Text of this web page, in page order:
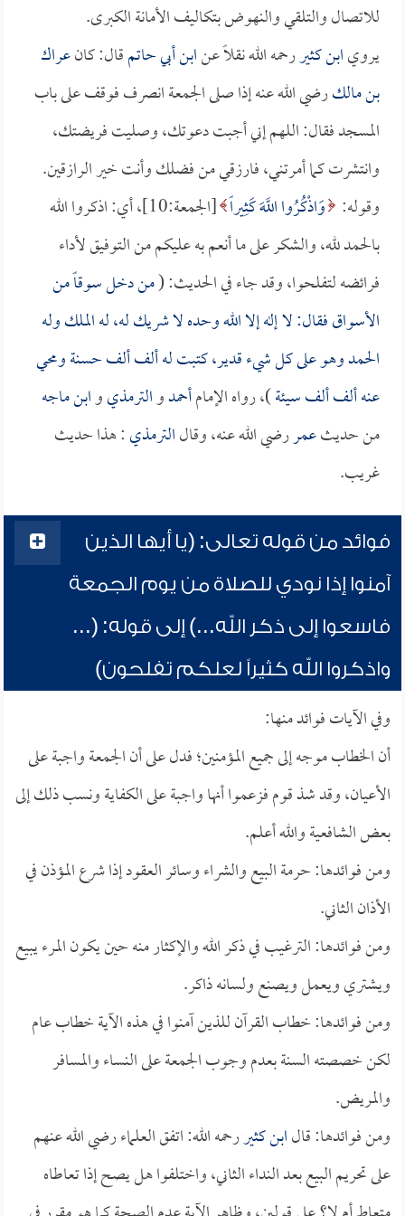
للاتصال والتلقي والنهوض بتكاليف الأمانة الكبرى.
يرويابن كثيررحمه الله نقلاً عنابن أبي حاتمقال: كانعراك
بن مالكرضي الله عنه إذا صلى الجمعة انصرف فوقف على باب
المسجد فقال: اللهم إني أجبت دعوتك، وصليت فريضتك،
وانتشرت كما أمرتني، فارزقي من فضلك وأنت خير الرازقين.
وقوله: وَاذْكُرُوا اللَّهَ كَثِيراً
[الجمعة:10]، أي: اذكروا الله
بالحمد لله، والشكر على ما أنعم به عليكم من التوفيق لأداء
فرائضه لتفلحوا، وقد جاء في الحديث: (من دخل سوقاً من
الأسواق فقال: لا إله إلا الله وحده لا شريك له، له الملك وله
الحمد وهو على كل شيء قدير، كتبت له ألف ألف حسنة ومحي
عنه ألف ألف سيئة)، رواه الإمامأحمدوالترمذيوابن ماجه
من حديثعمررضي الله عنه، وقالالترمذي: هذا حديث
غريب.
فوائد من قوله تعالى: (يا أيها الذين
آمنوا إذا نودي للصلاة من يوم الجمعة
فاسعوا إلى ذكر الله...) إلى قوله: (...
واذكروا الله كثيراً لعلكم تفلحون)
وفي الآيات فوائد منها:
أن الخطاب موجه إلى جميع المؤمنين؛ فدل على أن الجمعة واجبة على
الأعيان، وقد شذ قوم فزعموا أنها واجبة على الكفاية ونسب ذلك إلى
بعض الشافعية والله أعلم.
ومن فوائدها: حرمة البيع والشراء وسائر العقود إذا شرع المؤذن في
الأذان الثاني.
ومن فوائدها: الترغيب في ذكر الله والإكثار منه حين يكون المرء يبيع
ويشتري ويعمل ويصنع ولسانه ذاكر.
ومن فوائدها: خطاب القرآن للذين آمنوا في هذه الآية خطاب عام
لكن خصصته السنة بعدم وجوب الجمعة على النساء والمسافر
والمريض.
ومن فوائدها: قالابن كثيررحمه الله: اتفق العلماء رضي الله عنهم
على تحريم البيع بعد النداء الثاني، واختلفوا هل يصح إذا تعاطاه